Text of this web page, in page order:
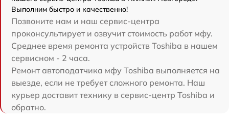
Выполним быстро и качественно!
Позвоните нам и наш сервис-центра
проконсультирует и озвучит стоимость работ мфу.
Среднее время ремонта устройств Toshiba в нашем
сервисном - 2 часа.
Ремонт автоподатчика мфу Toshiba выполняется на
выезде, если не требует сложного ремонта. Наш
курьер доставит технику в сервис-центр Toshiba и
обратно.